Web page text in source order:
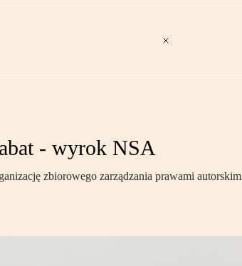
- wyrok NSA
zbiorowego zarządzania prawami